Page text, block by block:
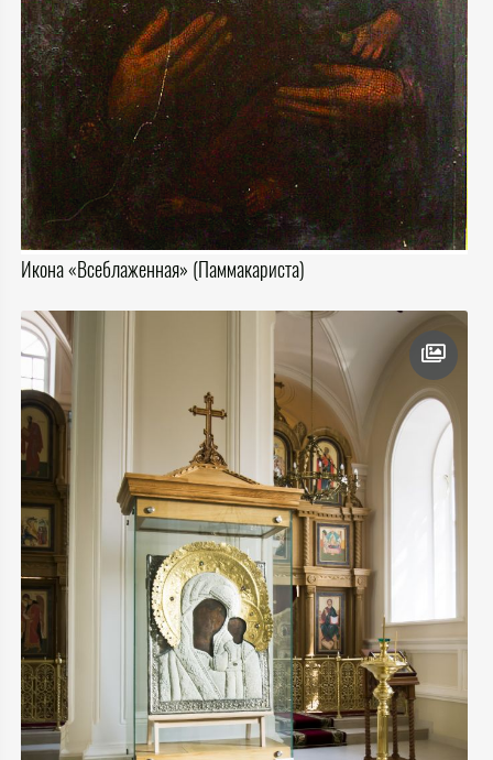
Икона «Всеблаженная» (Паммакариста)